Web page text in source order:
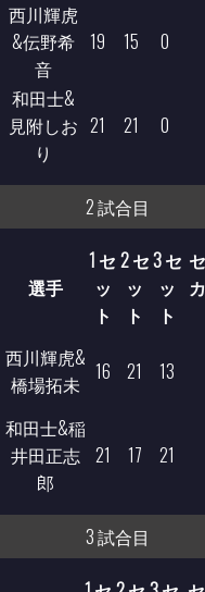
西川輝虎
&伝野希
音
19 15 0
和田士&
見附しお
り
21 21 0
2 試合目
選手
1 セ
ッ
ト
2 セ
ッ
ト
3 セ
ッ
ト
西川輝虎&
橋場拓未
16 21 13
和田士&稲
井田正志
郎
21 17 21
3 試合目